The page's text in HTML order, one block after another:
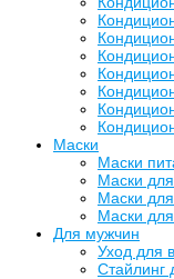
Маски
Маски
Маски
Маски
Маски
Для мужчин
Уход для
Стайлинг